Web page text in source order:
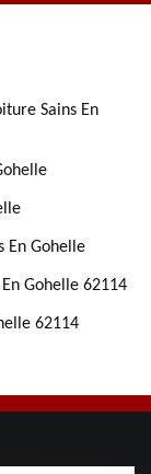
Sains En
En Gohelle
Gohelle 62114
62114